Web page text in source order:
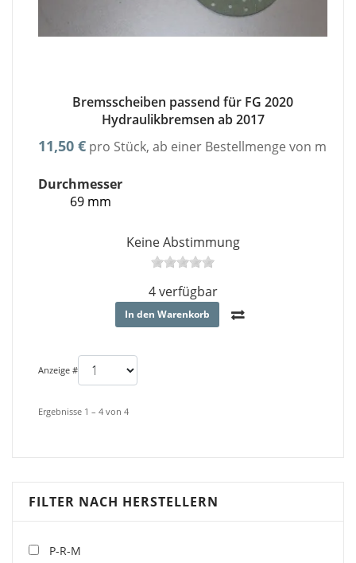
FILTER NACH HERSTELLERN
P-R-M
Bremsscheiben passend für FG 2020
Hydraulikbremsen ab 2017
11,50 € pro Stück, ab einer Bestellmenge von
Durchmesser
69 mm
Keine Abstimmung
4 verfügbar
In den Warenkorb
Anzeige #
Ergebnisse 1 – 4 von 4